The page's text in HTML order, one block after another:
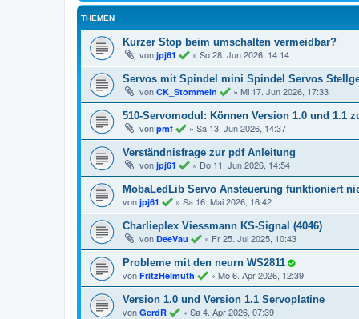
THEMEN
Kurzer Stop beim umschalten vermeidbar?
von jpj61 » So 28. Jun 2026, 14:14
Servos mit Spindel mini Spindel Servos
von CK_Stommeln » Mi 17. Jun 2026, 17:33
510-Servomodul: Können Version 1.0 und 1.1
von pmf » Sa 13. Jun 2026, 14:37
Verständnisfrage zur pdf Anleitung
von jpj61 » Do 11. Jun 2026, 14:54
MobaLedLib Servo Ansteuerung funktioniert
von jpj61 » Sa 16. Mai 2026, 16:42
Charlieplex Viessmann KS-Signal (4046)
von DeeVau » Fr 25. Jul 2025, 10:43
Probleme mit den neurn WS2811
von FritzHelmuth » Mo 6. Apr 2026, 12:39
Version 1.0 und Version 1.1 Servoplatine
von GerdR » Sa 4. Apr 2026, 07:39